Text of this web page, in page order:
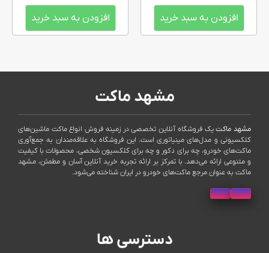
افزودن به سبد خرید افزودن به سبد خرید
مشهد ماکت
مشهد ماکتیک فروشگاه آنلاین تخصصی در زمینه فروش انواع ماکت ماشین‌های
کلکسیونی و مدل‌های مینیاتوری است. این فروشگاه به علاقه‌مندان به جمع‌آوری
ماکت‌های خودرو، چه برای دکور و چه برای کلکسیون شخصی، محصولات با کیفیت
و متنوعی ارائه می‌دهد. با تمرکز بر ارائه تجربه خرید آنلاین آسان و مطمئن، مشهد
ماکت به عنوان مرجع ماکت‌های خودرو در ایران شناخته می‌شود.
دسترسی ها